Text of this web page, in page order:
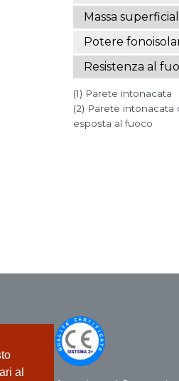
al
Massa
Potere
Resistenza al
(1) Parete intonacata
(2) Parete
esposta al fuoco